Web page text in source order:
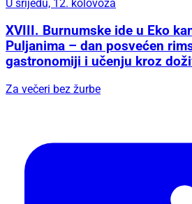
U srijedu, 12. kolovoza
XVIII. Burnumske ide u Eko
Puljanima – dan posvećen
gastronomiji i učenju kroz
Za večeri bez žurbe